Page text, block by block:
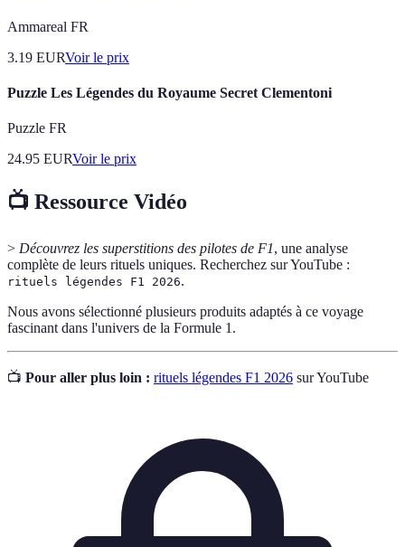
Ammareal FR
3.19 EURVoir le prix
Puzzle Les Légendes du Royaume Secret Clementoni
Puzzle FR
24.95 EURVoir le prix
📺 Ressource Vidéo
> Découvrez les superstitions des pilotes de F1, une analyse
complète de leurs rituels uniques. Recherchez sur YouTube :
rituels légendes F1 2026.
Nous avons sélectionné plusieurs produits adaptés à ce voyage
fascinant dans l'univers de la Formule 1.
📺 Pour aller plus loin : rituels légendes F1 2026 sur YouTube